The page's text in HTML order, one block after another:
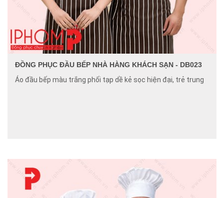
ĐỒNG PHỤC ĐẦU BẾP NHÀ HÀNG KHÁCH SẠN - DB023
Áo đầu bếp màu trắng phối tạp dề kẻ sọc hiện đại, trẻ trung